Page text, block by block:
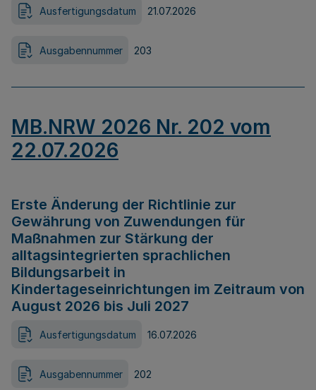
Ausfertigungsdatum 21.07.2026
Ausgabennummer 203
MB.NRW 2026 Nr. 202 vom
22.07.2026
Erste Änderung der Richtlinie zur
Gewährung von Zuwendungen für
Maßnahmen zur Stärkung der
alltagsintegrierten sprachlichen
Bildungsarbeit in
Kindertageseinrichtungen im Zeitraum von
August 2026 bis Juli 2027
Ausfertigungsdatum 16.07.2026
Ausgabennummer 202